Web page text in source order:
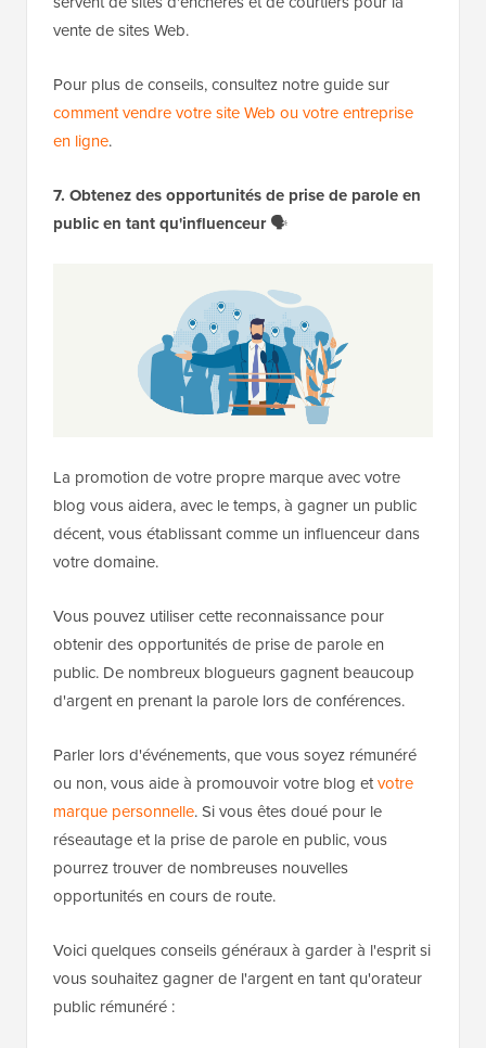
vente de sites Web.
Pour plus de conseils, consultez notre guide sur
comment vendre votre site Web ou votre entreprise
en ligne.
7. Obtenez des opportunités de prise de parole en
public en tant qu'influenceur🗣️
La promotion de votre propre marque avec votre
blog vous aidera, avec le temps, à gagner un public
décent, vous établissant comme un influenceur dans
votre domaine.
Vous pouvez utiliser cette reconnaissance pour
obtenir des opportunités de prise de parole en
public. De nombreux blogueurs gagnent beaucoup
d'argent en prenant la parole lors de conférences.
Parler lors d'événements, que vous soyez rémunéré
ou non, vous aide à promouvoir votre blog etvotre
marque personnelle. Si vous êtes doué pour le
réseautage et la prise de parole en public, vous
pourrez trouver de nombreuses nouvelles
opportunités en cours de route.
Voici quelques conseils généraux à garder à l'esprit si
vous souhaitez gagner de l'argent en tant qu'orateur
public rémunéré :